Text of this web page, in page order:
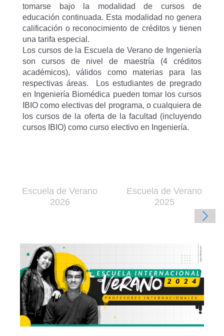
tomarse bajo la modalidad de cursos de
educación continuada. Esta modalidad no genera
calificación o reconocimiento de créditos y tienen
una tarifa especial.
Los cursos de la Escuela de Verano de Ingeniería
son cursos de nivel de maestría (4 créditos
académicos), válidos como materias para las
respectivas áreas. Los estudiantes de pregrado
en Ingeniería Biomédica pueden tomar los cursos
IBIO como electivas del programa, o cualquiera de
los cursos de la oferta de la facultad (incluyendo
cursos IBIO) como curso electivo en Ingeniería.
Escuela de Verano
2026
Escuela de Verano
2025